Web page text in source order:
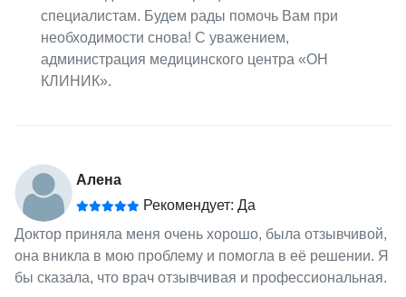
специалистам. Будем рады помочь Вам при
необходимости снова! С уважением,
администрация медицинского центра «ОН
КЛИНИК».
Алена
Рекомендует: Да
Доктор приняла меня очень хорошо, была отзывчивой,
она вникла в мою проблему и помогла в её решении. Я
бы сказала, что врач отзывчивая и профессиональная.